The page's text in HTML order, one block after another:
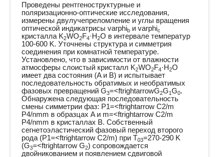
Проведены рентгеноструктурные и
поляризационно-оптические исследования,
измерены двулучепреломление и углы вращения
оптической индикатрисы varphib и varphic
кристалла K2WO2F4·H2O в интервале температур
100-600 K. Уточнены структура и симметрия
соединения при комнатной температуре.
Установлено, что в зависимости от влажности
атмосферы слоистый кристалл K2WO2F4·H2O
имеет два состояния (A и B) и испытывает
последовательность обратимых и необратимых
фазовых превращений G3=<ftrightarrowG2G1G0.
Обнаружена следующая последовательность
смены симметрии фаз: P1=<ftrightarrow C2/m
P4/nmm в образцах A и m=<ftrightarrow C2/m
P4/nmm в кристаллах B. Собственный
сегнетоэластический фазовый переход второго
рода (P1=<ftrightarrow C2/m) при T03=270-290 K
(G3=<ftrightarrow G2) сопровождается
двойникованием и появлением сдвиговой